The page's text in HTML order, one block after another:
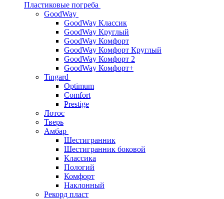
Пластиковые погреба
GoodWay
GoodWay Классик
GoodWay Круглый
GoodWay Комфорт
GoodWay Комфорт Круглый
GoodWay Комфорт 2
GoodWay Комфорт+
Tingard
Optimum
Comfort
Prestige
Лотос
Тверь
Амбар
Шестигранник
Шестигранник боковой
Классика
Пологий
Комфорт
Наклонный
Рекорд пласт